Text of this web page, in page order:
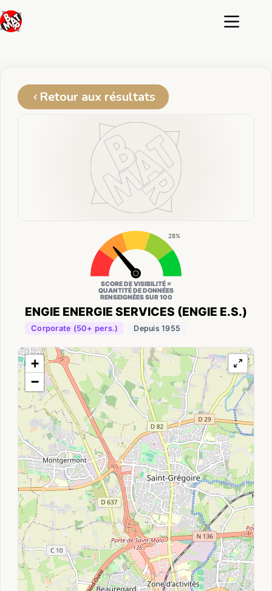
au
contenu
Retour aux résultats
ENGIE ENERGIE SERVICES (ENGIE E.S.)
Corporate (50+ pers.) Depuis 1955
28%
SCORE DE VISIBILITÉ =
QUANTITÉ DE DONNÉES
RENSEIGNÉES SUR 100
+
−